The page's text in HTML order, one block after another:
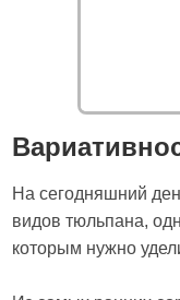
На сегодняшний
видов тюльпана,
которым нужно